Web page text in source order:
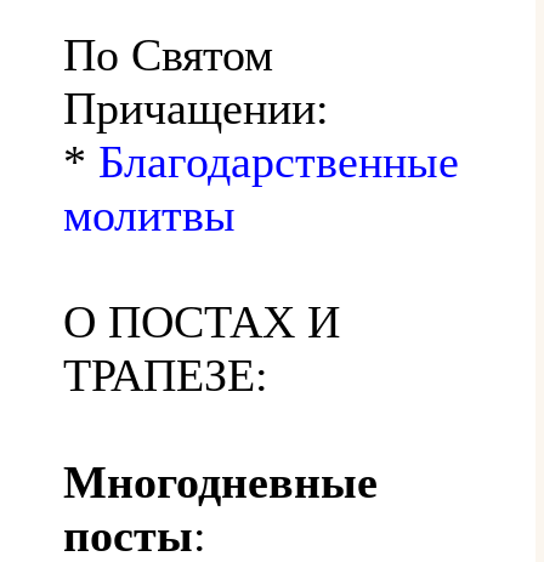
По Святом
Причащении:
* Благодарственные
молитвы
О ПОСТАХ И
ТРАПЕЗЕ:
Многодневные
посты: